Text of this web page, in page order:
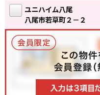
ユニハイム八尾
八尾市若草町２－２